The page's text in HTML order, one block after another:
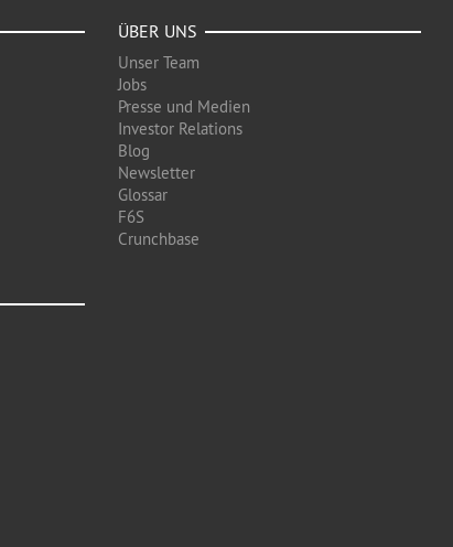
ÜBER UNS
Unser Team
Jobs
Presse und Medien
Investor Relations
Blog
Newsletter
Glossar
F6S
Crunchbase